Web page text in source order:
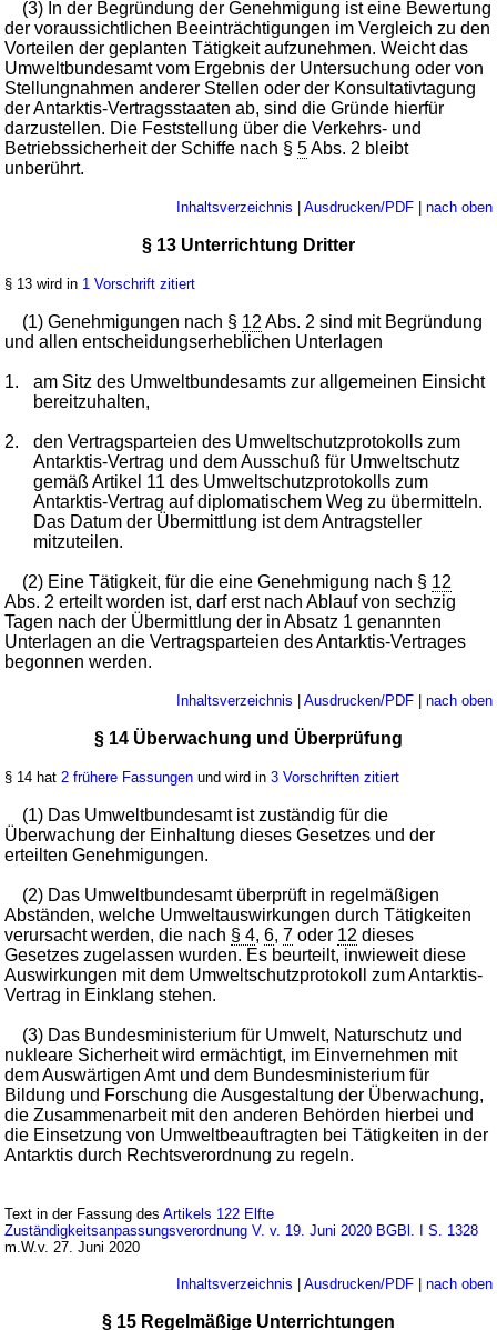
(3) In der Begründung der Genehmigung ist eine Bewertung
der voraussichtlichen Beeinträchtigungen im Vergleich zu den
Vorteilen der geplanten Tätigkeit aufzunehmen. Weicht das
Umweltbundesamt vom Ergebnis der Untersuchung oder von
Stellungnahmen anderer Stellen oder der Konsultativtagung
der Antarktis-Vertragsstaaten ab, sind die Gründe hierfür
darzustellen. Die Feststellung über die Verkehrs- und
Betriebssicherheit der Schiffe nach §5Abs. 2 bleibt
unberührt.
Inhaltsverzeichnis | Ausdrucken/PDF| nach oben
§ 13 Unterrichtung Dritter
§ 13 wird in 1 Vorschrift zitiert
(1) Genehmigungen nach § 12 Abs. 2 sind mit Begründung
und allen entscheidungserheblichen Unterlagen
1.
am Sitz des Umweltbundesamts zur allgemeinen Einsicht
bereitzuhalten,
2.
den Vertragsparteien des Umweltschutzprotokolls zum
Antarktis-Vertrag und dem Ausschuß für Umweltschutz
gemäß Artikel 11 des Umweltschutzprotokolls zum
Antarktis-Vertrag auf diplomatischem Weg zu übermitteln.
Das Datum der Übermittlung ist dem Antragsteller
mitzuteilen.
(2) Eine Tätigkeit, für die eine Genehmigung nach § 12
Abs. 2 erteilt worden ist, darf erst nach Ablauf von sechzig
Tagen nach der Übermittlung der in Absatz 1 genannten
Unterlagen an die Vertragsparteien des Antarktis-Vertrages
begonnen werden.
Inhaltsverzeichnis | Ausdrucken/PDF| nach oben
§ 14 Überwachung und Überprüfung
§ 14 hat 2 frühere Fassungen und wird in3 Vorschriften zitiert
(1) Das Umweltbundesamt ist zuständig für die
Überwachung der Einhaltung dieses Gesetzes und der
erteilten Genehmigungen.
(2) Das Umweltbundesamt überprüft in regelmäßigen
Abständen, welche Umweltauswirkungen durch Tätigkeiten
verursacht werden, die nach § 4,6,7 oder 12 dieses
Gesetzes zugelassen wurden. Es beurteilt, inwieweit diese
Auswirkungen mit dem Umweltschutzprotokoll zum Antarktis-
Vertrag in Einklang stehen.
(3) Das Bundesministerium für Umwelt, Naturschutz und
nukleare Sicherheit wird ermächtigt, im Einvernehmen mit
dem Auswärtigen Amt und dem Bundesministerium für
Bildung und Forschung die Ausgestaltung der Überwachung,
die Zusammenarbeit mit den anderen Behörden hierbei und
die Einsetzung von Umweltbeauftragten bei Tätigkeiten in der
Antarktis durch Rechtsverordnung zu regeln.
Text in der Fassung desArtikels 122 Elfte
Zuständigkeitsanpassungsverordnung V. v. 19. Juni 2020 BGBl. I S. 1328
m.W.v. 27. Juni 2020
Inhaltsverzeichnis | Ausdrucken/PDF| nach oben
§ 15 Regelmäßige Unterrichtungen